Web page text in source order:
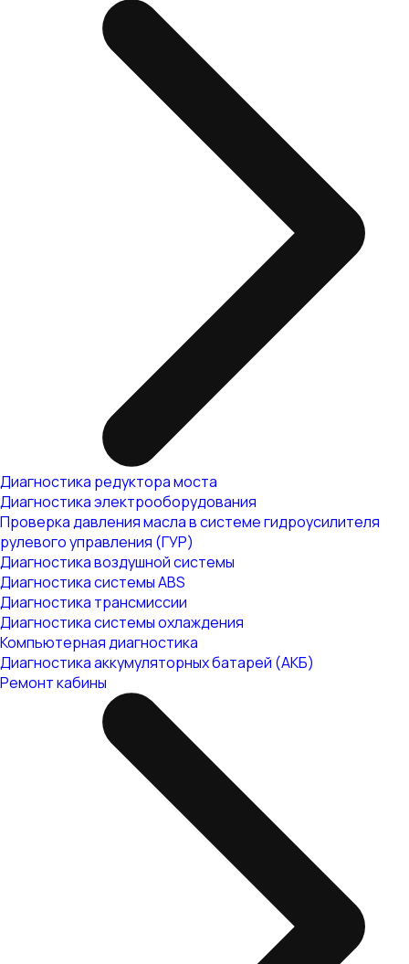
Диагностика редуктора моста
Диагностика электрооборудования
Проверка давления масла в системе гидроусилителя
рулевого управления (ГУР)
Диагностика воздушной системы
Диагностика системы ABS
Диагностика трансмиссии
Диагностика системы охлаждения
Компьютерная диагностика
Диагностика аккумуляторных батарей (АКБ)
Ремонт кабины